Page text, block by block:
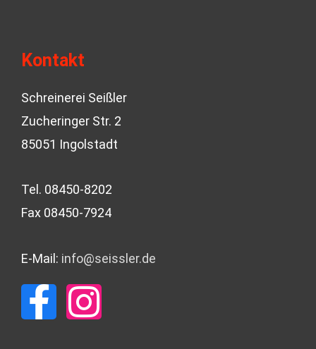
Kontakt
Schreinerei Seißler
Zucheringer Str. 2
85051 Ingolstadt
Tel. 08450-8202
Fax 08450-7924
E-Mail: info@seissler.de
F
I